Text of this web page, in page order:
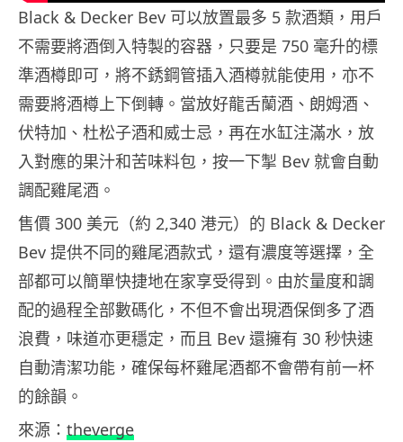
Black & Decker Bev 可以放置最多 5 款酒類，用戶
不需要將酒倒入特製的容器，只要是 750 毫升的標
準酒樽即可，將不銹鋼管插入酒樽就能使用，亦不
需要將酒樽上下倒轉。當放好龍舌蘭酒、朗姆酒、
伏特加、杜松子酒和威士忌，再在水缸注滿水，放
入對應的果汁和苦味料包，按一下掣 Bev 就會自動
調配雞尾酒。
售價 300 美元（約 2,340 港元）的 Black & Decker
Bev 提供不同的雞尾酒款式，還有濃度等選擇，全
部都可以簡單快捷地在家享受得到。由於量度和調
配的過程全部數碼化，不但不會出現酒保倒多了酒
浪費，味道亦更穩定，而且 Bev 還擁有 30 秒快速
自動清潔功能，確保每杯雞尾酒都不會帶有前一杯
的餘韻。
來源： theverge